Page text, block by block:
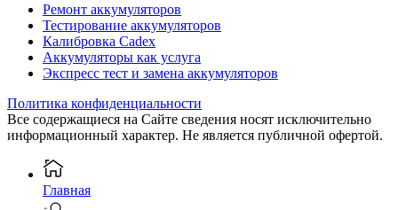
Ремонт аккумуляторов
Тестирование аккумуляторов
Калибровка Cadex
Аккумуляторы как услуга
Экспресс тест и замена аккумуляторов
Политика конфиденциальности
Все содержащиеся на Сайте сведения носят исключительно
информационный характер. Не является публичной офертой.
Главная